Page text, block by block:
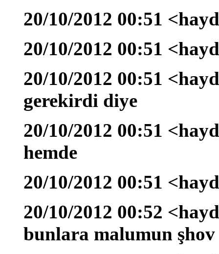
20/10/2012 00:51
20/10/2012 00:51
20/10/2012 00:51
gerekirdi diye
20/10/2012 00:51
hemde
20/10/2012 00:51
20/10/2012 00:52
bunlara malumun